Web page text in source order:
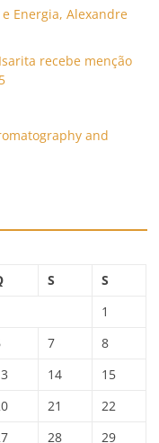
Energia, Alexandre
recebe menção
and
S
S
1
7
8
14
15
21
22
28 29